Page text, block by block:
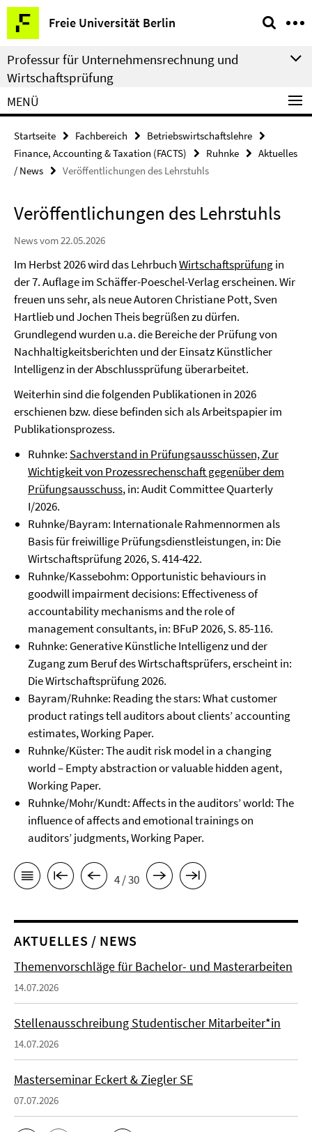
Springe
direkt
zu
Inhalt
Freie Universität Berlin
Service-
Navigation
Professur für Unternehmensrechnung und
Wirtschaftsprüfung
MENÜ
Startseite Fachbereich
Betriebswirtschaftslehre
Finance, Accounting & Taxation (FACTS)
Ruhnke
Aktuelles
/ News
Veröffentlichungen des Lehrstuhls
Veröffentlichungen des Lehrstuhls
News vom 22.05.2026
Im Herbst 2026 wird das LehrbuchWirtschaftsprüfungin
der 7. Auflage im Schäffer-Poeschel-Verlag erscheinen. Wir
freuen uns sehr, als neue Autoren Christiane Pott, Sven
Hartlieb und Jochen Theis begrüßen zu dürfen.
Grundlegend wurden u.a. die Bereiche der Prüfung von
Nachhaltigkeitsberichten und der Einsatz Künstlicher
Intelligenz in der Abschlussprüfung überarbeitet.
Weiterhin sind die folgenden Publikationen in 2026
erschienen bzw. diese befinden sich als Arbeitspapier im
Publikationsprozess.
Ruhnke: Sachverstand in Prüfungsausschüssen, Zur
Wichtigkeit von Prozessrechenschaft gegenüber dem
Prüfungsausschuss, in: Audit Committee Quarterly
I/2026.
Ruhnke/Bayram: Internationale Rahmennormen als
Basis für freiwillige Prüfungsdienstleistungen, in: Die
Wirtschaftsprüfung 2026, S. 414-422.
Ruhnke/Kassebohm: Opportunistic behaviours in
goodwill impairment decisions: Effectiveness of
accountability mechanisms and the role of
management consultants, in: BFuP 2026, S. 85-116.
Ruhnke: Generative Künstliche Intelligenz und der
Zugang zum Beruf des Wirtschaftsprüfers, erscheint in:
Die Wirtschaftsprüfung 2026.
Bayram/Ruhnke: Reading the stars: What customer
product ratings tell auditors about clients’ accounting
estimates, Working Paper.
Ruhnke/Küster: The audit risk model in a changing
world – Empty abstraction or valuable hidden agent,
Working Paper.
Ruhnke/Mohr/Kundt: Affects in the auditors’ world: The
influence of affects and emotional trainings on
auditors’ judgments, Working Paper.
4 / 30
AKTUELLES / NEWS
Themenvorschläge für Bachelor- und Masterarbeiten
14.07.2026
Stellenausschreibung Studentischer Mitarbeiter*in
14.07.2026
Masterseminar Eckert & Ziegler SE
07.07.2026